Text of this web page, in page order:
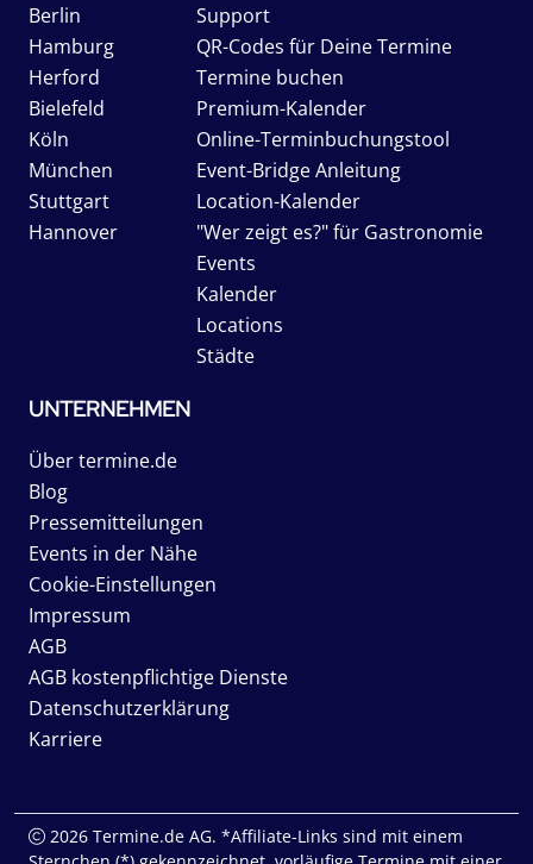
Berlin
Hamburg
Herford
Bielefeld
Köln
München
Stuttgart
Hannover
Support
QR-Codes für Deine Termine
Termine buchen
Premium-Kalender
Online-Terminbuchungstool
Event-Bridge Anleitung
Location-Kalender
"Wer zeigt es?" für Gastronomie
Events
Kalender
Locations
Städte
UNTERNEHMEN
Über termine.de
Blog
Pressemitteilungen
Events in der Nähe
Cookie-Einstellungen
Impressum
AGB
AGB kostenpflichtige Dienste
Datenschutzerklärung
Karriere
2026 Termine.de AG. *Affiliate-Links sind mit einem